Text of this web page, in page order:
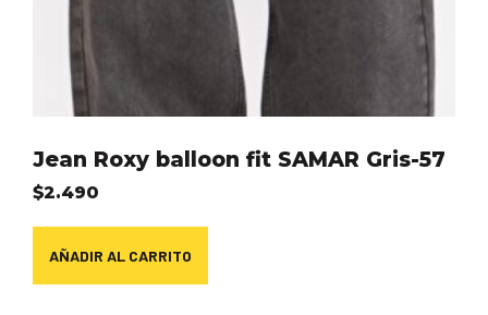
Jean Roxy balloon fit SAMAR Gris-57
$2.490
AÑADIR AL CARRITO